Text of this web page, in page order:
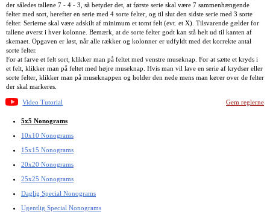
der således tallene 7 - 4 - 3, så betyder det, at første serie skal være 7 sammenhængende
felter med sort, herefter en serie med 4 sorte felter, og til slut den sidste serie med 3 sorte
felter. Serierne skal være adskilt af minimum et tomt felt (evt. et X). Tilsvarende gælder for
tallene øverst i hver kolonne. Bemærk, at de sorte felter godt kan stå helt ud til kanten af
skemaet. Opgaven er løst, når alle rækker og kolonner er udfyldt med det korrekte antal
sorte felter.
For at farve et felt sort, klikker man på feltet med venstre museknap. For at sætte et kryds i
et felt, klikker man på feltet med højre museknap. Hvis man vil lave en serie af krydser eller
sorte felter, klikker man på museknappen og holder den nede mens man kører over de felter
der skal markeres.
Video Tutorial Gem reglerne
5x5 Nonograms
10x10 Nonograms
15x15 Nonograms
20x20 Nonograms
25x25 Nonograms
Daglig Special Nonograms
Ugentlig Special Nonograms